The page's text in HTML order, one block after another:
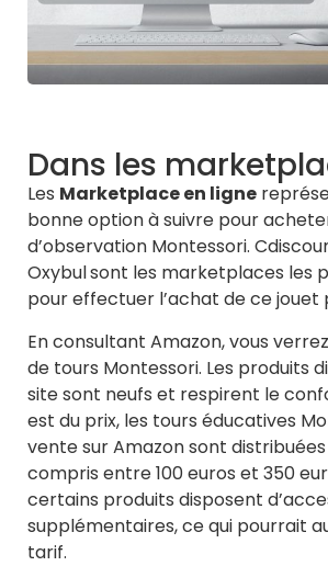
Dans les
Les Marketplace en ligne
bonne option à suivre pour
d’observation Montessori.
Oxybulsont les marketplaces les
pour effectuer l’achat de ce jouet
En consultant Amazon, vous
de tours Montessori. Les produits
site sont neufs et respirent le
est du prix, les tours éducatives
vente sur Amazon sont
compris entre 100 euros et 350
certains produits disposent
supplémentaires, ce qui pourrait
tarif.